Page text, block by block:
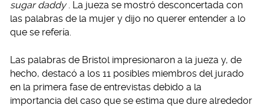
sugar daddy . La jueza se mostró desconcertada con
las palabras de la mujer y dijo no querer entender a lo
que se refería.
Las palabras de Bristol impresionaron a la jueza y, de
hecho, destacó a los 11 posibles miembros del jurado
en la primera fase de entrevistas debido a la
importancia del caso que se estima que dure alrededor